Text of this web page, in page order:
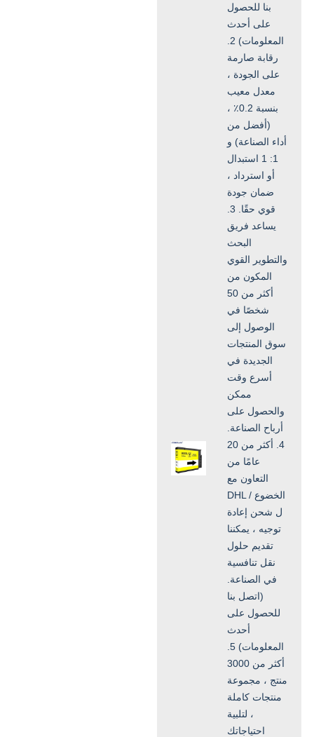
بنا للحصول
على أحدث
رقابة صارمة
على الجودة ،
معدل معيب
بنسبة 0.2٪ ،
(أفضل من
أداء الصناعة) و
1: 1 استبدال
أو استرداد ،
ضمان جودة
يساعد فريق
البحث
والتطوير القوي
المكون من
أكثر من 50
شخصًا في
الوصول إلى
سوق المنتجات
الجديدة في
أسرع وقت
ممكن
والحصول على
أرباح الصناعة.
4. أكثر من 20
عامًا من
التعاون مع
DHL / الخضوع
ل شحن إعادة
توجيه ، يمكننا
تقديم حلول
نقل تنافسية
في الصناعة.
(اتصل بنا
للحصول على
أحدث
أكثر من 3000
منتج ، مجموعة
منتجات كاملة
، لتلبية
احتياجاتك